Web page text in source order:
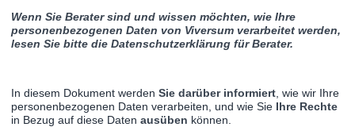
Wenn Sie Berater sind und wissen möchten, wie Ihre
personenbezogenen Daten von Viversum verarbeitet werden,
lesen Sie bitte die Datenschutzerklärung für Berater.
In diesem Dokument werden Sie darüber informiert , wie wir Ihre
personenbezogenen Daten verarbeiten, und wie Sie Ihre Rechte
in Bezug auf diese Daten ausüben können.